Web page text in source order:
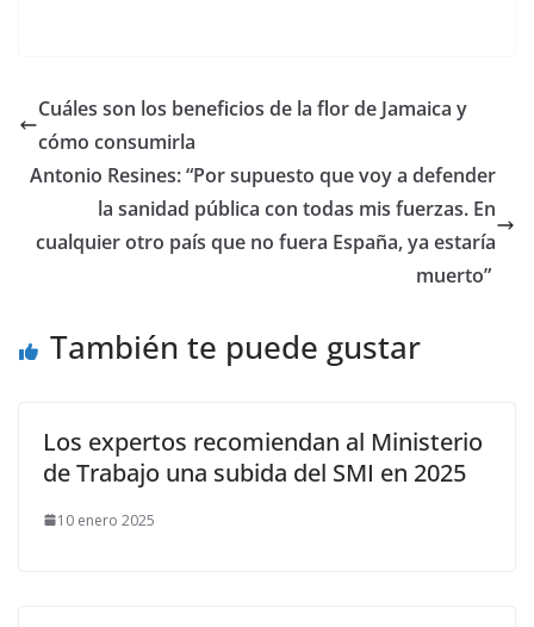
Cuáles son los beneficios de la flor de Jamaica y
cómo consumirla
​Antonio Resines: “Por supuesto que voy a defender
la sanidad pública con todas mis fuerzas. En
cualquier otro país que no fuera España, ya estaría
muerto”
También te puede gustar
Los expertos recomiendan al Ministerio
de Trabajo una subida del SMI en 2025
10 enero 2025